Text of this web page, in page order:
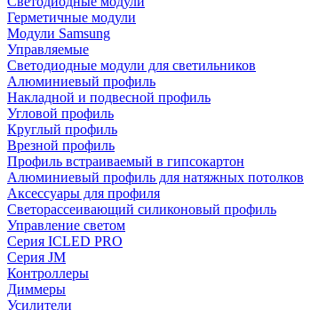
Герметичные модули
Модули Samsung
Управляемые
Светодиодные модули для светильников
Алюминиевый профиль
Накладной и подвесной профиль
Угловой профиль
Круглый профиль
Врезной профиль
Профиль встраиваемый в гипсокартон
Алюминиевый профиль для натяжных потолков
Аксессуары для профиля
Светорассеивающий силиконовый профиль
Управление светом
Серия ICLED PRO
Серия JM
Контроллеры
Диммеры
Усилители